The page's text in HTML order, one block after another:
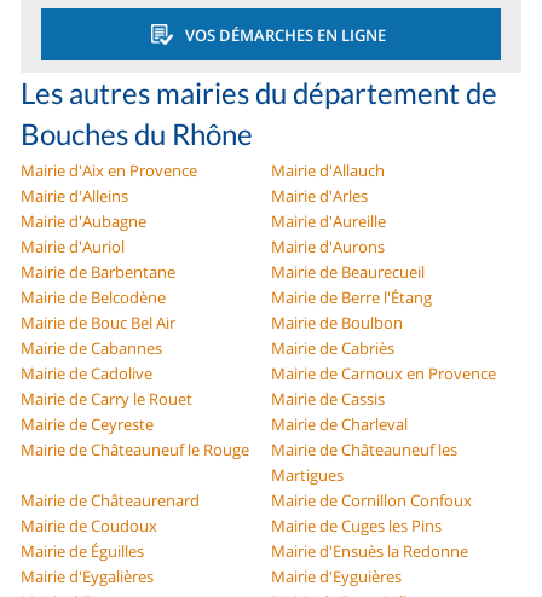
VOS DÉMARCHES EN LIGNE
Les autres mairies du département de
Bouches du Rhône
Mairie d'Aix en Provence
Mairie d'Allauch
Mairie d'Alleins
Mairie d'Arles
Mairie d'Aubagne
Mairie d'Aureille
Mairie d'Auriol
Mairie d'Aurons
Mairie de Barbentane
Mairie de Beaurecueil
Mairie de Belcodène
Mairie de Berre l'Étang
Mairie de Bouc Bel Air
Mairie de Boulbon
Mairie de Cabannes
Mairie de Cabriès
Mairie de Cadolive
Mairie de Carnoux en Provence
Mairie de Carry le Rouet
Mairie de Cassis
Mairie de Ceyreste
Mairie de Charleval
Mairie de Châteauneuf le Rouge
Mairie de Châteauneuf les
Martigues
Mairie de Châteaurenard
Mairie de Cornillon Confoux
Mairie de Coudoux
Mairie de Cuges les Pins
Mairie de Éguilles
Mairie d'Ensuès la Redonne
Mairie d'Eygalières
Mairie d'Eyguières